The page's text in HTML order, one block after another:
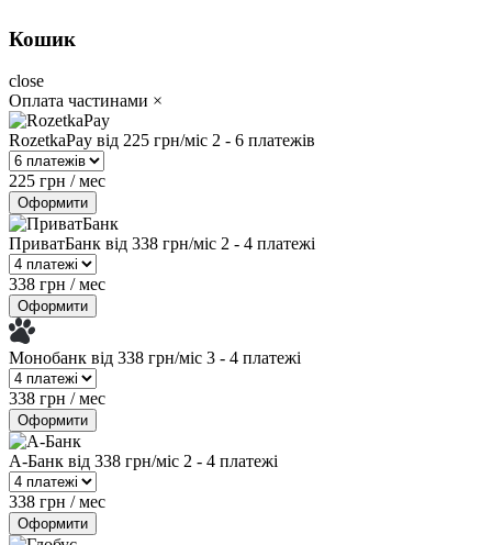
Кошик
close
Оплата частинами ×
RozetkaPay від 225 грн/міс 2 - 6 платежів
225 грн / мес
Оформити
ПриватБанк від 338 грн/міс 2 - 4 платежі
338 грн / мес
Оформити
Монобанк від 338 грн/міс 3 - 4 платежі
338 грн / мес
Оформити
А-Банк від 338 грн/міс 2 - 4 платежі
338 грн / мес
Оформити